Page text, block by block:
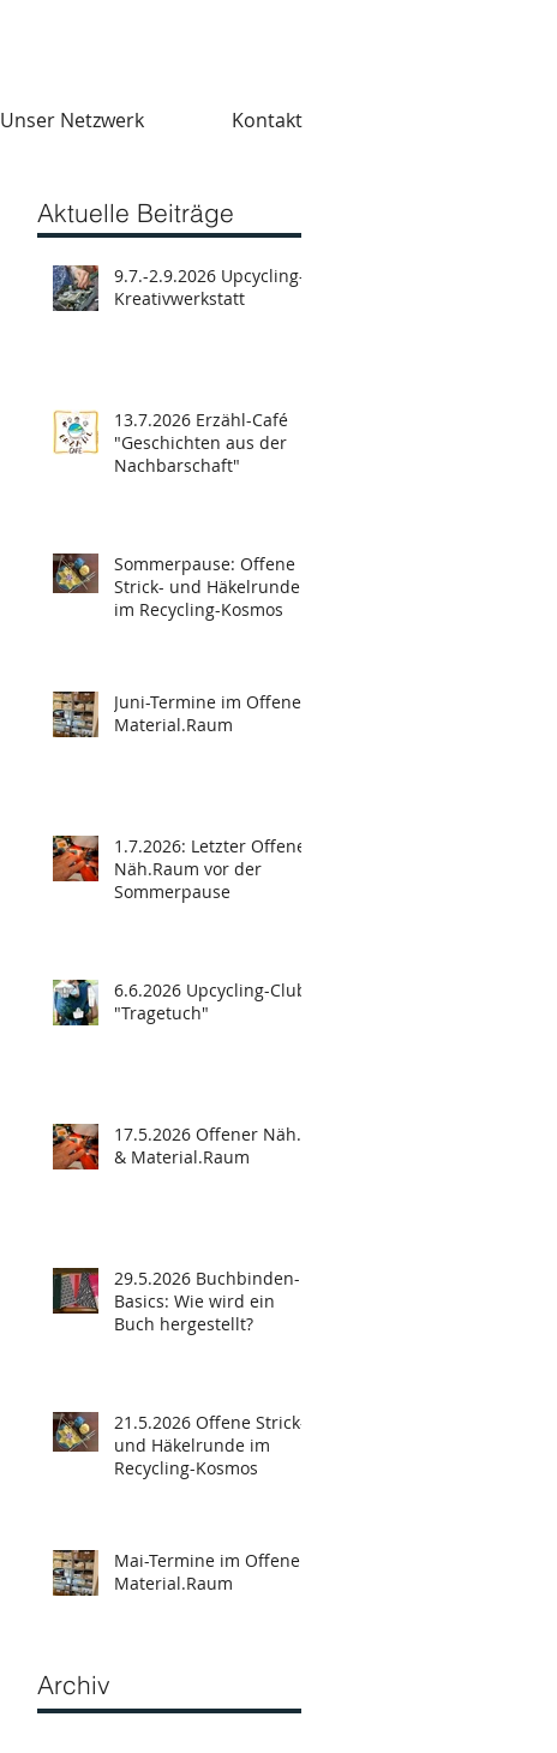
Unser Netzwerk Kontakt
Aktuelle Beiträge
9.7.-2.9.2026 Upcycling-
Kreativwerkstatt
13.7.2026 Erzähl-Café
"Geschichten aus der
Nachbarschaft"
Sommerpause: Offene
Strick- und Häkelrunde
im Recycling-Kosmos
Juni-Termine im Offenen
Material.Raum
1.7.2026: Letzter Offener
Näh.Raum vor der
Sommerpause
6.6.2026 Upcycling-Club
"Tragetuch"
17.5.2026 Offener Näh.
& Material.Raum
29.5.2026 Buchbinden-
Basics: Wie wird ein
Buch hergestellt?
21.5.2026 Offene Strick-
und Häkelrunde im
Recycling-Kosmos
Mai-Termine im Offenen
Material.Raum
Archiv